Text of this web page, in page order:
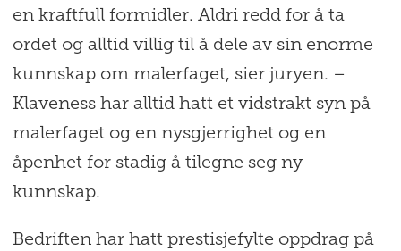
en kraftfull formidler. Aldri redd for å ta
ordet og alltid villig til å dele av sin enorme
kunnskap om malerfaget, sier juryen. –
Klaveness har alltid hatt et vidstrakt syn på
malerfaget og en nysgjerrighet og en
åpenhet for stadig å tilegne seg ny
kunnskap.
Bedriften har hatt prestisjefylte oppdrag på